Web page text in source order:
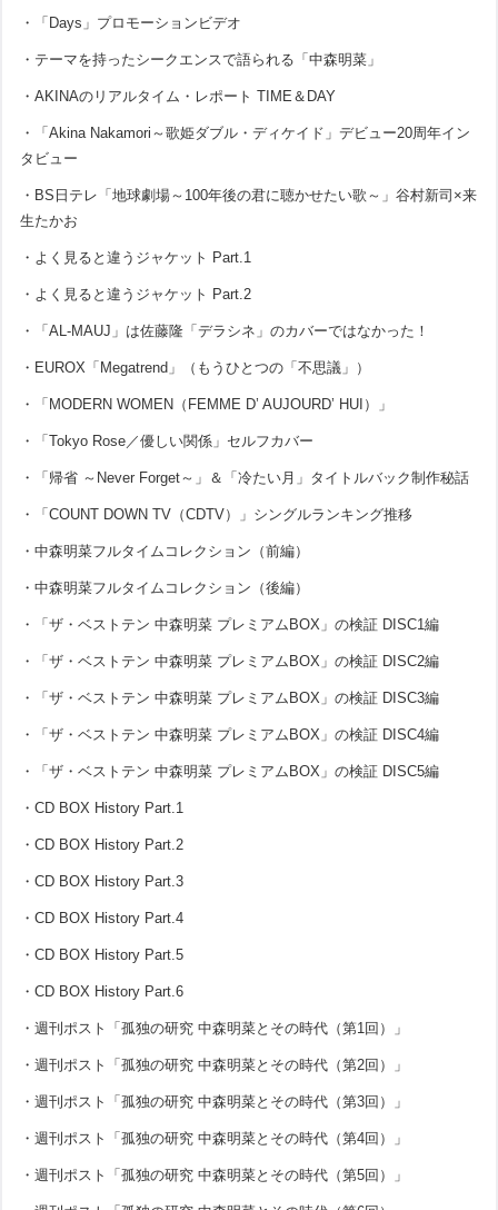
・「Days」プロモーションビデオ
・テーマを持ったシークエンスで語られる「中森明菜」
・AKINAのリアルタイム・レポート TIME＆DAY
・「Akina Nakamori～歌姫ダブル・ディケイド」デビュー20周年イン
タビュー
・BS日テレ「地球劇場～100年後の君に聴かせたい歌～」谷村新司×来
生たかお
・よく見ると違うジャケット Part.1
・よく見ると違うジャケット Part.2
・「AL-MAUJ」は佐藤隆「デラシネ」のカバーではなかった！
・EUROX「Megatrend」（もうひとつの「不思議」）
・「MODERN WOMEN（FEMME D’ AUJOURD’ HUI）」
・「Tokyo Rose／優しい関係」セルフカバー
・「帰省 ～Never Forget～」＆「冷たい月」タイトルバック制作秘話
・「COUNT DOWN TV（CDTV）」シングルランキング推移
・中森明菜フルタイムコレクション（前編）
・中森明菜フルタイムコレクション（後編）
・「ザ・ベストテン 中森明菜 プレミアムBOX」の検証 DISC1編
・「ザ・ベストテン 中森明菜 プレミアムBOX」の検証 DISC2編
・「ザ・ベストテン 中森明菜 プレミアムBOX」の検証 DISC3編
・「ザ・ベストテン 中森明菜 プレミアムBOX」の検証 DISC4編
・「ザ・ベストテン 中森明菜 プレミアムBOX」の検証 DISC5編
・CD BOX History Part.1
・CD BOX History Part.2
・CD BOX History Part.3
・CD BOX History Part.4
・CD BOX History Part.5
・CD BOX History Part.6
・週刊ポスト「孤独の研究 中森明菜とその時代（第1回）」
・週刊ポスト「孤独の研究 中森明菜とその時代（第2回）」
・週刊ポスト「孤独の研究 中森明菜とその時代（第3回）」
・週刊ポスト「孤独の研究 中森明菜とその時代（第4回）」
・週刊ポスト「孤独の研究 中森明菜とその時代（第5回）」